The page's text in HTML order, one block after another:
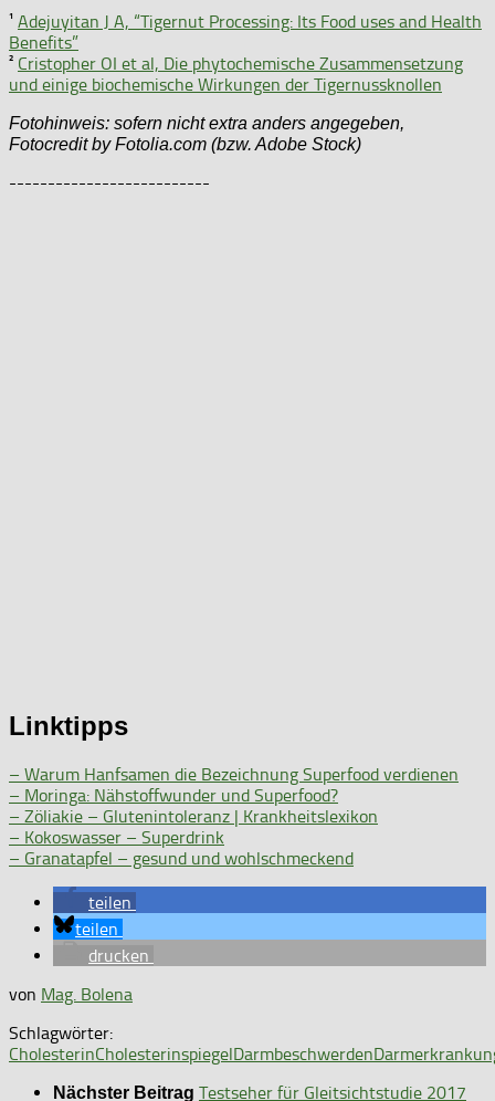
¹ Adejuyitan J A, “Tigernut Processing: Its Food uses and Health
Benefits”
² Cristopher OI et al, Die phytochemische Zusammensetzung
und einige biochemische Wirkungen der Tigernussknollen
Fotohinweis: sofern nicht extra anders angegeben,
Fotocredit by Fotolia.com (bzw. Adobe Stock)
--------------------------
Linktipps
– Warum Hanfsamen die Bezeichnung Superfood verdienen
– Moringa: Nähstoffwunder und Superfood?
– Zöliakie – Glutenintoleranz | Krankheitslexikon
– Kokoswasser – Superdrink
– Granatapfel – gesund und wohlschmeckend
teilen
teilen
drucken
von Mag. Bolena
Schlagwörter:
CholesterinCholesterinspiegelDarmbeschwerden
Nächster Beitrag Testseher für Gleitsichtstudie 2017